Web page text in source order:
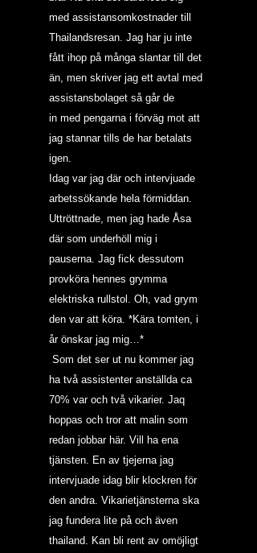
med assistansomkostnader till
Thailandsresan. Jag har ju inte
fått ihop på många slantar till det
än, men skriver jag ett avtal med
assistansbolaget så går de
in med pengarna i förväg mot att
jag stannar tills de har betalats
igen.
Idag var jag där och intervjuade
arbetssökande hela förmiddan.
Uttröttnade, men jag hade Åsa
där som underhöll mig i
pauserna. Jag fick dessutom
provköra hennes grymma
elektriska rullstol. Oh, vad grym
den var att köra. *Kära tomten, i
år önskar jag mig…*
Som det ser ut nu kommer jag
ha två assistenter anställda ca
70% var och två vikarier. Jaq
hoppas och tror att malin som
redan jobbar här. Vill ha ena
tjänsten. En av tjejerna jag
intervjuade idag blir klockren för
den andra. Vikarietjänsterna ska
jag fundera lite på och även
thailand. Kan bli rent av omöjligt